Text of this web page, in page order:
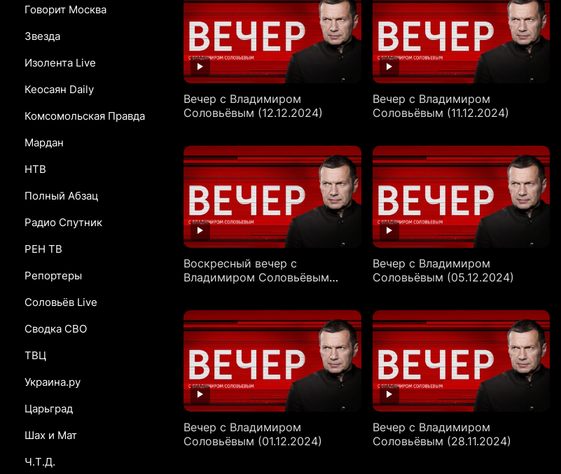
Говорит Москва
Звезда
Изолента Live
Кеосаян Daily
Комсомольская Правда
Мардан
НТВ
Полный Абзац
Радио Спутник
РЕН ТВ
Репортеры
Соловьёв Live
Сводка СВО
ТВЦ
Украина.ру
Царьград
Шах и Мат
Ч.Т.Д.
Вечер с Владимиром
Соловьёвым (12.12.2024)
Вечер с Владимиром
Соловьёвым (11.12.2024)
Воскресный вечер с
Владимиром Соловьёвым
Вечер с Владимиром
Соловьёвым (05.12.2024)
Вечер с Владимиром
Соловьёвым (01.12.2024)
Вечер с Владимиром
Соловьёвым (28.11.2024)